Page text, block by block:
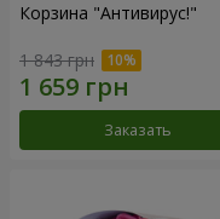
Корзина "Антивирус!"
1 843 грн
Заказать